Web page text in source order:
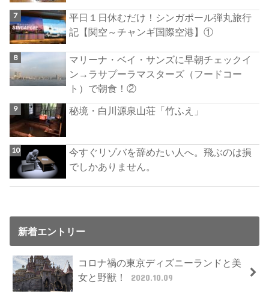
平日１日休むだけ！シンガポール弾丸旅行
記【関空～チャンギ国際空港】①
マリーナ・ベイ・サンズに早朝チェックイ
ン→ラサプーラマスターズ（フードコー
ト）で朝食！②
秘境・白川源泉山荘「竹ふえ」
今すぐリゾバを辞めたい人へ。飛ぶのは損
でしかありません。
新着エントリー
コロナ禍の東京ディズニーランドと美
女と野獣！
2020.10.09